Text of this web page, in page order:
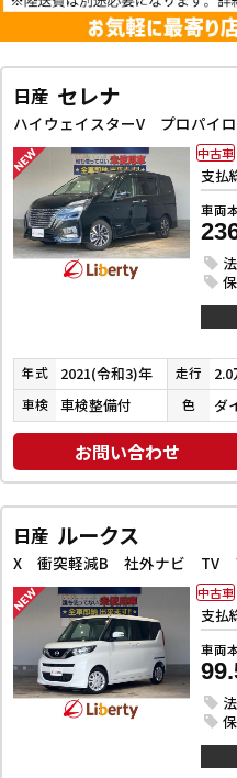
日産 セレナ
支払
車両
中古車
年式 2021(令和3)年 走行
車検 車検整備付 色
お問い合わせ
日産 ルークス
支払
車両
中古車